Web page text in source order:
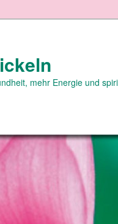
mehr Energie und